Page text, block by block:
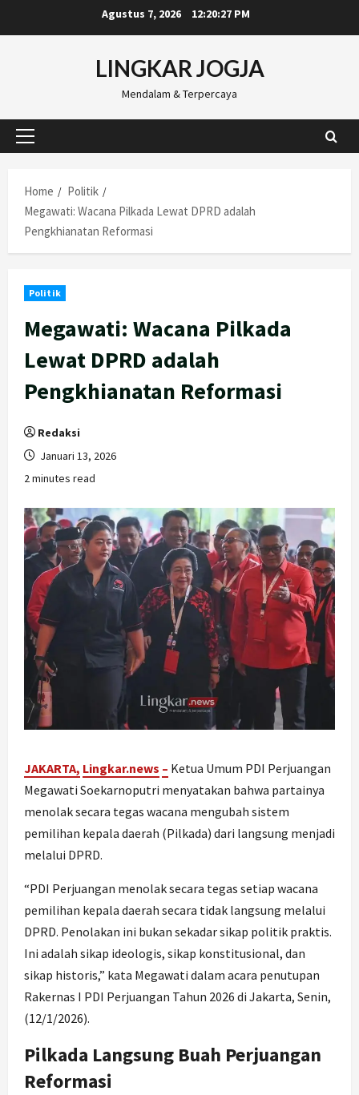
to
Agustus 7, 2026 12:20:28 PM
LINGKAR JOGJA
Mendalam & Terpercaya
Primary
Home
Politik
Megawati: Wacana Pilkada Lewat DPRD adalah
Pengkhianatan Reformasi
Politik
Megawati: Wacana Pilkada
Lewat DPRD adalah
Pengkhianatan Reformasi
Redaksi
Januari 13, 2026
2 minutes read
JAKARTA, Lingkar.news – Ketua Umum PDI Perjuangan
Megawati Soekarnoputri menyatakan bahwa partainya
menolak secara tegas wacana mengubah sistem
pemilihan kepala daerah (Pilkada) dari langsung menjadi
melalui DPRD.
“PDI Perjuangan menolak secara tegas setiap wacana
pemilihan kepala daerah secara tidak langsung melalui
DPRD. Penolakan ini bukan sekadar sikap politik praktis.
Ini adalah sikap ideologis, sikap konstitusional, dan
sikap historis,” kata Megawati dalam acara penutupan
Rakernas I PDI Perjuangan Tahun 2026 di Jakarta, Senin,
(12/1/2026).
Pilkada Langsung Buah Perjuangan
Reformasi